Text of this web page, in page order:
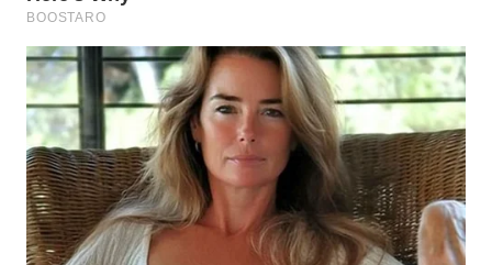
WN
SELATAN
WN
TANJUNG
LESUNG
WN
KARO